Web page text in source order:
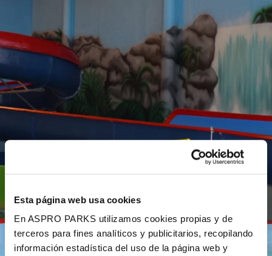
Esta página web usa cookies
En ASPRO PARKS utilizamos cookies propias y de
terceros para fines analíticos y publicitarios, recopilando
información estadística del uso de la página web y